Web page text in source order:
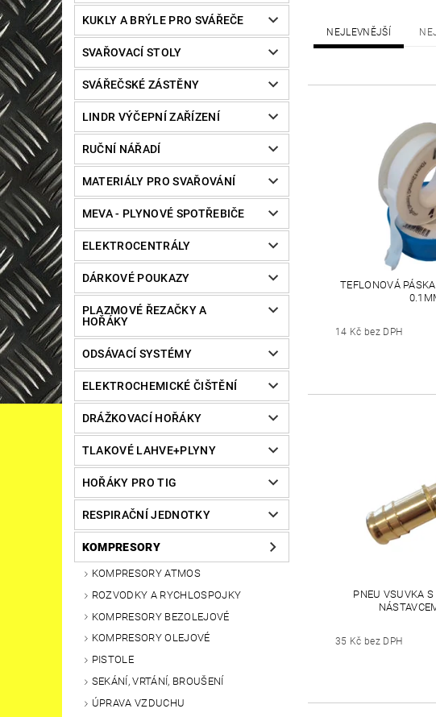
KUKLY A BRÝLE PRO SVÁŘEČE
SVAŘOVACÍ STOLY
SVÁŘEČSKÉ ZÁSTĚNY
LINDR VÝČEPNÍ ZAŘÍZENÍ
RUČNÍ NÁŘADÍ
MATERIÁLY PRO SVAŘOVÁNÍ
MEVA - PLYNOVÉ SPOTŘEBIČE
ELEKTROCENTRÁLY
DÁRKOVÉ POUKAZY
PLAZMOVÉ ŘEZAČKY A
HOŘÁKY
ODSÁVACÍ SYSTÉMY
ELEKTROCHEMICKÉ ČIŠTĚNÍ
DRÁŽKOVACÍ HOŘÁKY
TLAKOVÉ LAHVE+PLYNY
HOŘÁKY PRO TIG
RESPIRAČNÍ JEDNOTKY
KOMPRESORY
KOMPRESORY ATMOS
ROZVODKY A RYCHLOSPOJKY
KOMPRESORY BEZOLEJOVÉ
KOMPRESORY OLEJOVÉ
PISTOLE
SEKÁNÍ, VRTÁNÍ, BROUŠENÍ
ÚPRAVA VZDUCHU
NEJLEVNĚJŠÍ
TEFLONOVÁ
14 Kč bez DPH
PNEU VSUVKA
35 Kč bez DPH